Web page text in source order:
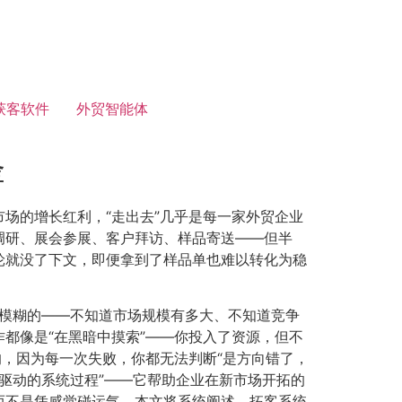
客软件 外贸智能体
的增长红利，“走出去”几乎是每一家外贸企业
研、展会参展、客户拜访、样品寄送——但半
没了下文，即便拿到了样品单也难以转化为稳
模糊的——不知道市场规模有多大、不知道竞争
都像是“在黑暗中摸索”——你投入了资源，但不
因为每一次失败，你都无法判断“是方向错了，
动的系统过程”——它帮助企业在新市场开拓的